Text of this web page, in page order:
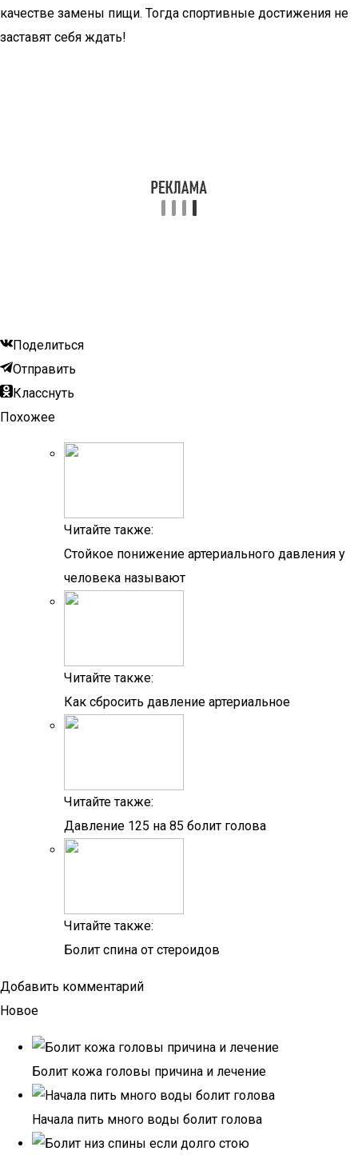
качестве замены пищи. Тогда спортивные достижения не
заставят себя ждать!
Поделиться
Отправить
Класснуть
Похожее
Читайте также:
Стойкое понижение артериального давления у
человека называют
Читайте также:
Как сбросить давление артериальное
Читайте также:
Давление 125 на 85 болит голова
Читайте также:
Болит спина от стероидов
Добавить комментарий
Новое
Болит кожа головы причина и лечение
Начала пить много воды болит голова